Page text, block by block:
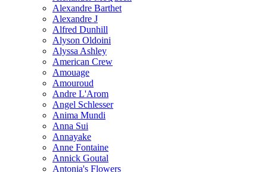
Alexandre Barthet
Alexandre J
Alfred Dunhill
Alyson Oldoini
Alyssa Ashley
American Crew
Amouage
Amouroud
Andre L'Arom
Angel Schlesser
Anima Mundi
Anna Sui
Annayake
Anne Fontaine
Annick Goutal
Antonia's Flowers